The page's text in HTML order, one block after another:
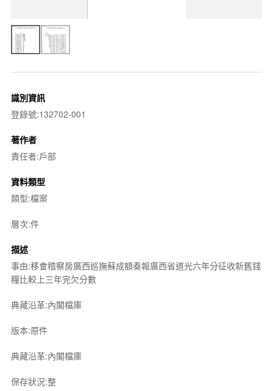
識別資訊
登錄號:132702-001
著作者
責任者:戶部
資料類型
類型:檔案
層次:件
描述
事由:移會稽察房廣西巡撫蘇成額奏報廣西省道光六年分征收新舊錢
糧比較上三年完欠分數
典藏沿革:內閣檔庫
版本:原件
典藏沿革:內閣檔庫
保存狀況:整